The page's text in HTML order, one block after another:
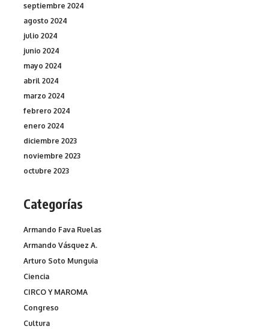
septiembre 2024
agosto 2024
julio 2024
junio 2024
mayo 2024
abril 2024
marzo 2024
febrero 2024
enero 2024
diciembre 2023
noviembre 2023
octubre 2023
Categorías
Armando Fava Ruelas
Armando Vásquez A.
Arturo Soto Munguia
Ciencia
CIRCO Y MAROMA
Congreso
Cultura